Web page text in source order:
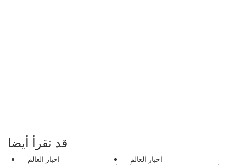
قد تقرأ أيضا
اخبار العالم اخبار العالم